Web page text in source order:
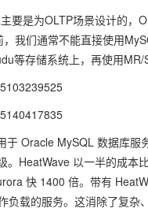
要是为OLTP场景设计的，
，我们通常不能直接使用
等存储系统上，再使用
于 Oracle MySQL 数据库
。HeatWave 以一半的成本
快 1400 倍。带有
负载的服务。这消除了复